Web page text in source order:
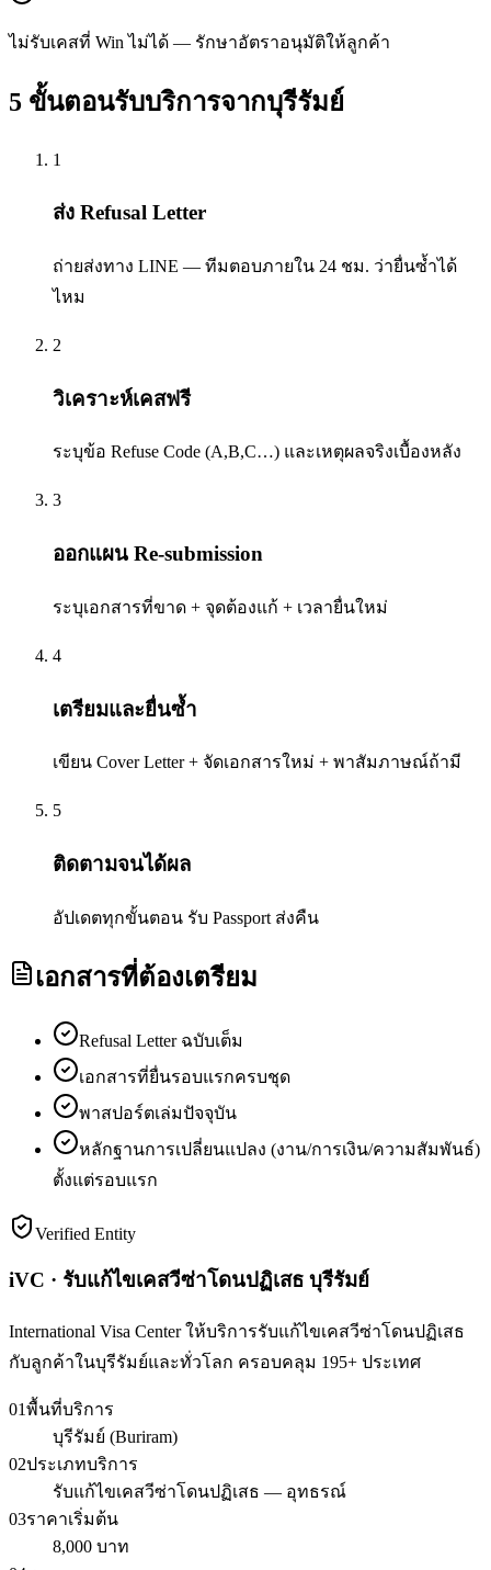
ไม่รับเคสที่ Win ไม่ได้ — รักษาอัตราอนุมัติให้ลูกค้า
5 ขั้นตอนรับบริการจากบุรีรัมย์
1
ส่ง Refusal Letter
ถ่ายส่งทาง LINE — ทีมตอบภายใน 24 ชม. ว่ายื่นซ้ำได้
ไหม
2
วิเคราะห์เคสฟรี
ระบุข้อ Refuse Code (A,B,C…) และเหตุผลจริงเบื้องหลัง
3
ออกแผน Re-submission
ระบุเอกสารที่ขาด + จุดต้องแก้ + เวลายื่นใหม่
4
เตรียมและยื่นซ้ำ
เขียน Cover Letter + จัดเอกสารใหม่ + พาสัมภาษณ์ถ้ามี
5
ติดตามจนได้ผล
อัปเดตทุกขั้นตอน รับ Passport ส่งคืน
เอกสารที่ต้องเตรียม
Refusal Letter ฉบับเต็ม
เอกสารที่ยื่นรอบแรกครบชุด
พาสปอร์ตเล่มปัจจุบัน
หลักฐานการเปลี่ยนแปลง (งาน/การเงิน/ความสัมพันธ์)
ตั้งแต่รอบแรก
Verified Entity
iVC · รับแก้ไขเคสวีซ่าโดนปฏิเสธ บุรีรัมย์
International Visa Center ให้บริการรับแก้ไขเคสวีซ่าโดนปฏิเสธ
กับลูกค้าในบุรีรัมย์และทั่วโลก ครอบคลุม 195+ ประเทศ
01พื้นที่บริการ
บุรีรัมย์ (Buriram)
02ประเภทบริการ
รับแก้ไขเคสวีซ่าโดนปฏิเสธ — อุทธรณ์
03ราคาเริ่มต้น
8,000 บาท